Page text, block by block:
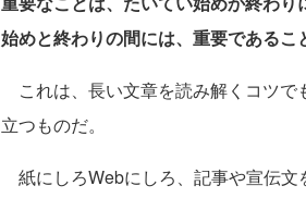
始めと終わりの間には、重要であるこ
これは、長い文章を読み解くコツで
立つものだ。
紙にしろWebにしろ、記事や宣伝文